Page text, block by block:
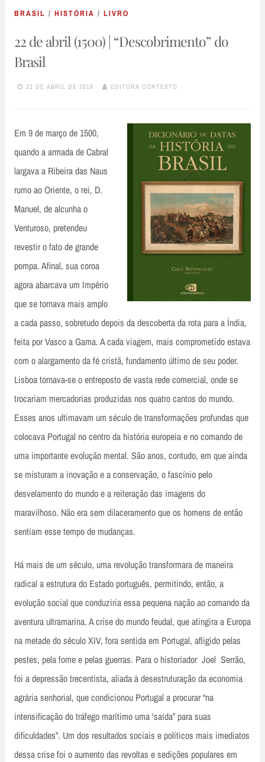
BRASIL / HISTÓRIA / LIVRO
22 de abril (1500) | “Descobrimento” do
Brasil
22 DE ABRIL DE 2018 EDITORA CONTEXTO
Em 9 de março de 1500,
quando a armada de Cabral
largava a Ribeira das Naus
rumo ao Oriente, o rei, D.
Manuel, de alcunha o
Venturoso, pretendeu
revestir o fato de grande
pompa. Afinal, sua coroa
agora abarcava um Império
que se tornava mais amplo
a cada passo, sobretudo depois da descoberta da rota para a Índia,
feita por Vasco a Gama. A cada viagem, mais comprometido estava
com o alargamento da fé cristã, fundamento último de seu poder.
Lisboa tornava-se o entreposto de vasta rede comercial, onde se
trocariam mercadorias produzidas nos quatro cantos do mundo.
Esses anos ultimavam um século de transformações profundas que
colocava Portugal no centro da história europeia e no comando de
uma importante evolução mental. São anos, contudo, em que ainda
se misturam a inovação e a conservação, o fascínio pelo
desvelamento do mundo e a reiteração das imagens do
maravilhoso. Não era sem dilaceramento que os homens de então
sentiam esse tempo de mudanças.
Há mais de um século, uma revolução transformara de maneira
radical a estrutura do Estado português, permitindo, então, a
evolução social que conduziria essa pequena nação ao comando da
aventura ultramarina. A crise do mundo feudal, que atingira a Europa
na metade do século XIV, fora sentida em Portugal, afligido pelas
pestes, pela fome e pelas guerras. Para o historiador Joel Serrão,
foi a depressão trecentista, aliada à desestruturação da economia
agrária senhorial, que condicionou Portugal a procurar “na
intensificação do tráfego marítimo uma ‘saída” para suas
dificuldades”. Um dos resultados sociais e políticos mais imediatos
dessa crise foi o aumento das revoltas e sedições populares em